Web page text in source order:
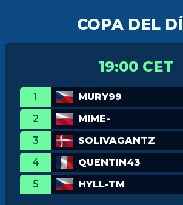
COPA DEL
19:00 CET
1
MURY99
2
MIME-
3
SOLIVAGANTZ
4
QUENTIN43
5
HYLL-TM